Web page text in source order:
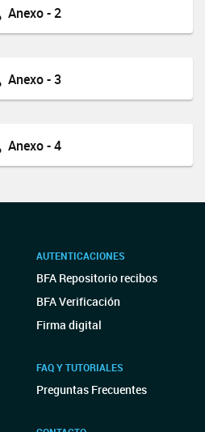
Anexo - 2
Anexo - 3
Anexo - 4
AUTENTICACIONES
BFA Repositorio recibos
BFA Verificación
Firma digital
FAQ Y TUTORIALES
Preguntas Frecuentes